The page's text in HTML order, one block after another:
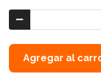
Agregar al